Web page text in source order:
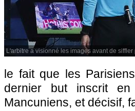
L'arbitre a visionné les images avant de siffler
le fait que les
dernier but inscrit
Mancuniens, et décisif,